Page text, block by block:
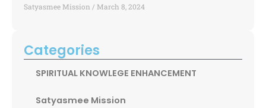
Satyasmee Mission March 8, 2024
Categories
SPIRITUAL KNOWLEGE ENHANCEMENT
Satyasmee Mission